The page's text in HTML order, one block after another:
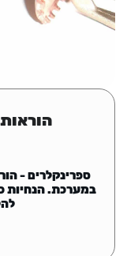
ספרינקלרים -
במערכת. הנחיות